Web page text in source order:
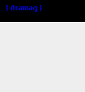
[ dramaq ]